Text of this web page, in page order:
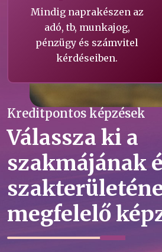
Mindig naprakészen az
adó, tb, munkajog,
pénzügy és számvitel
kérdéseiben.
Kreditpontos képzések
Válassza ki a
szakmájának
megfelelő